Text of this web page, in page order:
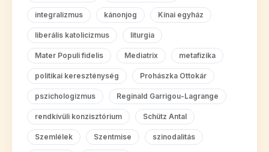
integralizmus kánonjog Kínai egyház
liberális katolicizmus liturgia
Mater Populi fidelis Mediatrix metafizika
politikai kereszténység Prohászka Ottokár
pszichologizmus Reginald Garrigou-Lagrange
rendkívüli konzisztórium Schütz Antal
Szemlélek Szentmise szinodalitás